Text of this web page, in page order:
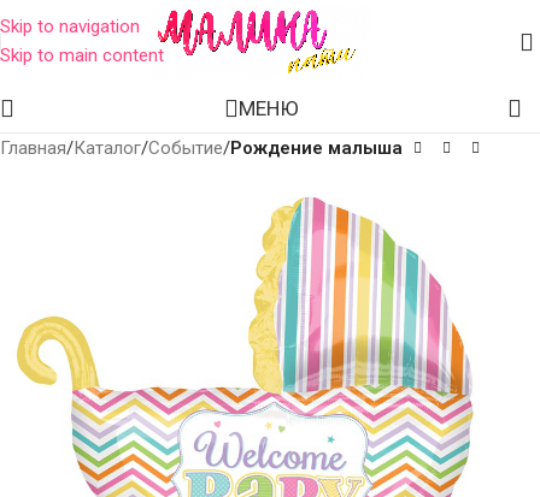
Skip to navigation
Skip to main content
МЕНЮ
Главная Каталог Событие Рождение малыша